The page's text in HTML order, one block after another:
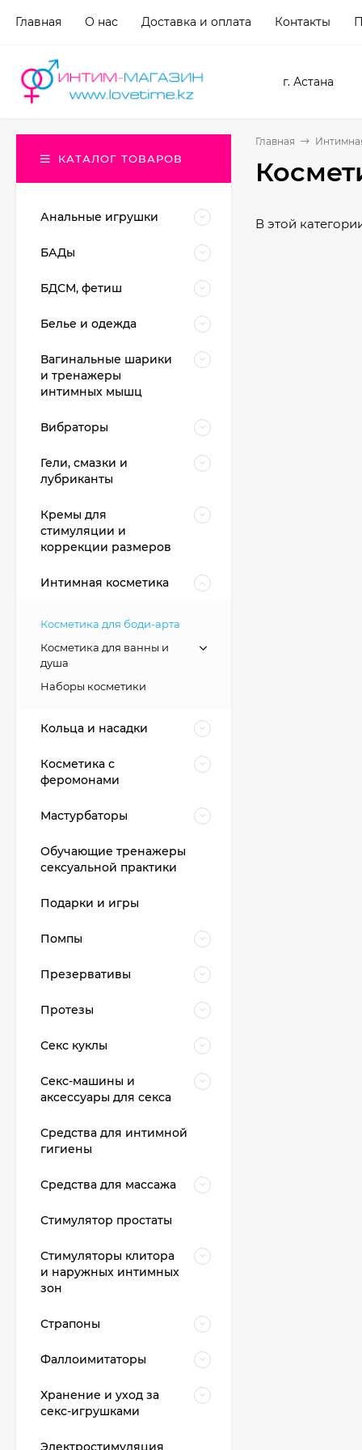
Главная О нас Доставка и оплата Контакты
г. Астана
Главная
В этой
КАТАЛОГ ТОВАРОВ
Анальные игрушки
БАДы
БДСМ, фетиш
Белье и одежда
Вагинальные шарики
и тренажеры
интимных мышц
Вибраторы
Гели, смазки и
лубриканты
Кремы для
стимуляции и
коррекции размеров
Интимная косметика
Косметика для боди-арта
Косметика для ванны и
душа
Наборы косметики
Кольца и насадки
Косметика с
феромонами
Мастурбаторы
Обучающие тренажеры
сексуальной практики
Подарки и игры
Помпы
Презервативы
Протезы
Секс куклы
Секс-машины и
аксессуары для секса
Средства для интимной
гигиены
Средства для массажа
Стимулятор простаты
Стимуляторы клитора
и наружных интимных
зон
Страпоны
Фаллоимитаторы
Хранение и уход за
секс-игрушками
Электростимуляция
Original 0.02
УЛЬТРАТОНКИЕ,
Презервативы